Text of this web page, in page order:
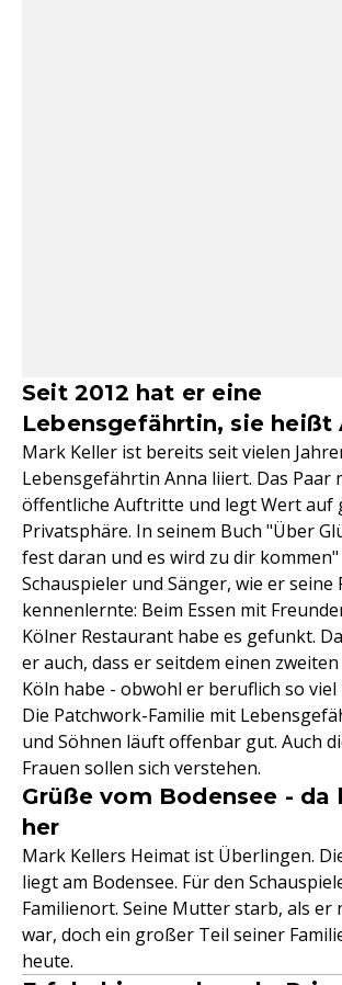
Seit 2012 hat er eine
Lebensgefährtin, sie heißt
Mark Keller ist bereits seit vielen
Lebensgefährtin Anna liiert. Das Paar
öffentliche Auftritte und legt Wert auf
Privatsphäre. In seinem Buch "Über
fest daran und es wird zu dir
Schauspieler und Sänger, wie er seine
kennenlernte: Beim Essen mit
Kölner Restaurant habe es gefunkt.
er auch, dass er seitdem einen
Köln habe - obwohl er beruflich so viel
Die Patchwork-Familie mit
und Söhnen läuft offenbar gut. Auch
Frauen sollen sich verstehen.
Grüße vom Bodensee -
her
Mark Kellers Heimat ist Überlingen.
liegt am Bodensee. Für den
Familienort. Seine Mutter starb, als er
war, doch ein großer Teil seiner
heute.